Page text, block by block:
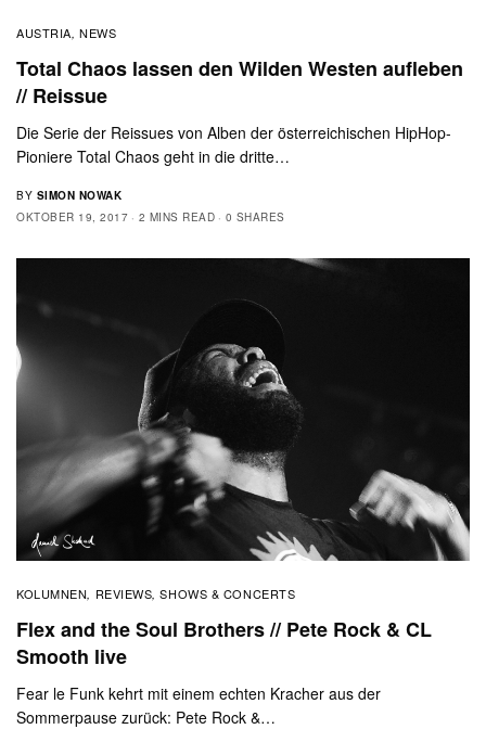
AUSTRIA, NEWS
Total Chaos lassen den Wilden Westen aufleben
// Reissue
Die Serie der Reissues von Alben der österreichischen HipHop-
Pioniere Total Chaos geht in die dritte…
BY SIMON NOWAK
OKTOBER 19, 2017
2 MINS READ 0 SHARES
KOLUMNEN, REVIEWS,SHOWS & CONCERTS
Flex and the Soul Brothers // Pete Rock & CL
Smooth live
Fear le Funk kehrt mit einem echten Kracher aus der
Sommerpause zurück: Pete Rock &…